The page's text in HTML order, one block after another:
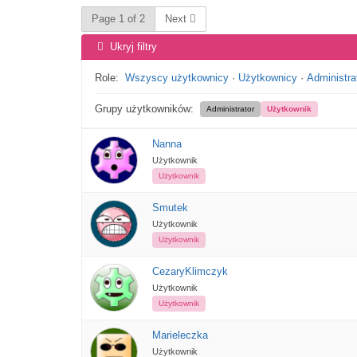
Page 1 of 2 Next
Ukryj filtry
Role: Wszyscy użytkownicy · Użytkownicy ·
Grupy użytkowników: Administrator Użytkownik
Nanna
Użytkownik
Użytkownik
Smutek
Użytkownik
Użytkownik
CezaryKlimczyk
Użytkownik
Użytkownik
Marieleczka
Użytkownik